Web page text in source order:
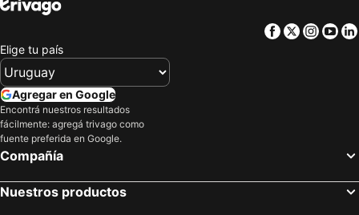
Facebook
Twitter
Elige tu país
Agregar en Google
Encontrá nuestros resultados
fácilmente: agregá trivago como
fuente preferida en Google.
Compañía
Nuestros productos